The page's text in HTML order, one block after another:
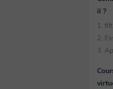
il ?
1.
2.
3.